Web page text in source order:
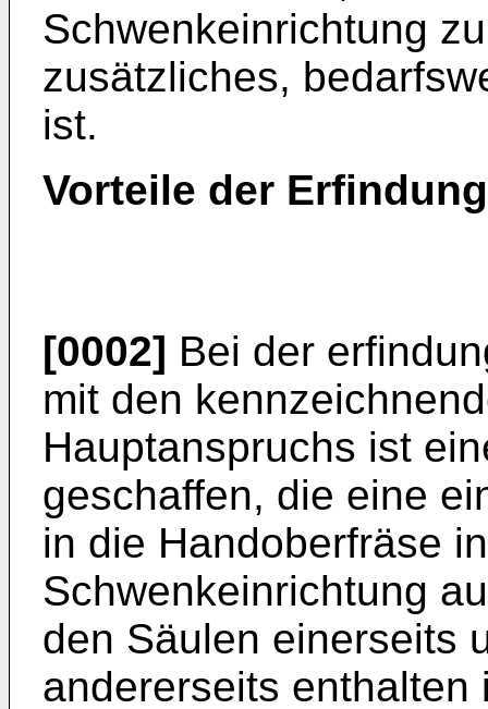
Schwenkeinrichtung
zusätzliches,
ist.
Vorteile der Erfindung
[0002] Bei der
mit den
Hauptanspruchs ist
geschaffen, die eine
in die Handoberfräse
Schwenkeinrichtung
den Säulen einerseits
andererseits enthalten